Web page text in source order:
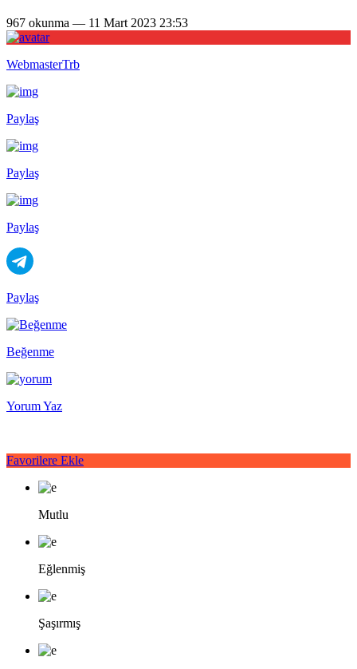
967 okunma — 11 Mart 2023 23:53
WebmasterTrb
Paylaş
Paylaş
Paylaş
Paylaş
Beğenme
Yorum Yaz
Favorilere Ekle
Mutlu
Eğlenmiş
Şaşırmış